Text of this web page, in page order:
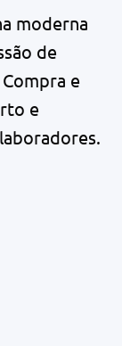
moderna
de
e
e